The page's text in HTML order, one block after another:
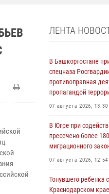
ЛЕНТА
В Башкортостане
спецназа
противоправная
пропагандой
07 августа 2026, 13:30
В Югре при
пресечено более
миграционного
07 августа 2026, 12:54
Тонувшего ребенка
Краснодарском крае